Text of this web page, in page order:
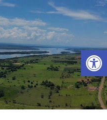
Barra de Ferramentas Aberta